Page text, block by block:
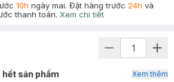
10h ngày mai. Đặt hàng trước 24h và
thanh toán. Xem chi tiết
sản phẩm Xem thêm